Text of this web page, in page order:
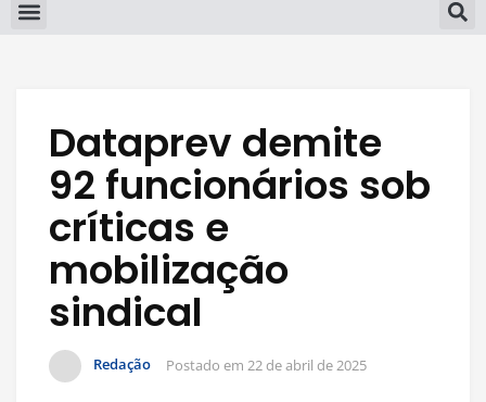
Dataprev demite
92 funcionários sob
críticas e
mobilização
sindical
Redação Postado em 22 de abril de 2025